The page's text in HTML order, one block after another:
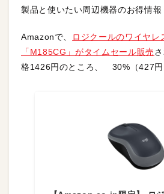
製品と使いたい周辺機器のお得情報
Amazonで、
ロジクールのワイヤレ
「M185CG」がタイムセール販売
格1426円のところ、 30%（427円